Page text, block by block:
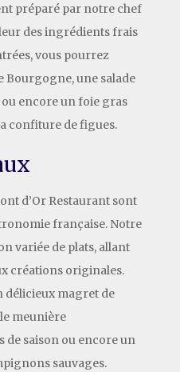
préparé par notre chef
des ingrédients frais
vous pourrez
Bourgogne, une salade
encore un foie gras
confiture de figues.
d’Or Restaurant sont
française. Notre
variée de plats, allant
créations originales.
délicieux magret de
meunière
de saison ou encore un
sauvages.